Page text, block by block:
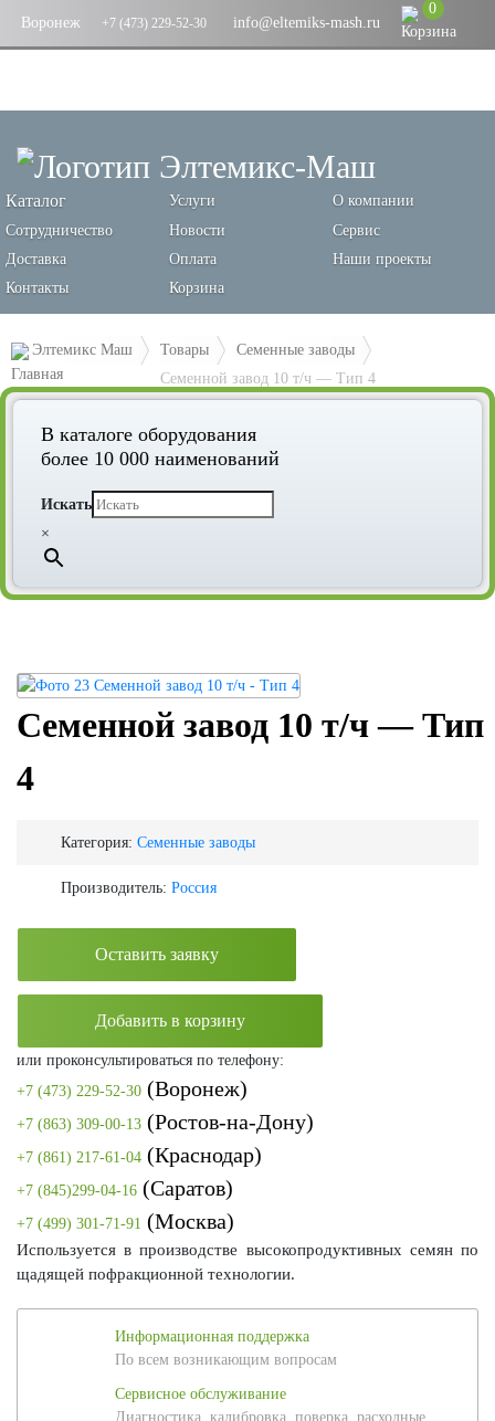
Воронеж +7 (473) 229-52-30 info@eltemiks-mash.ru
0
Каталог Услуги
О компании
Сотрудничество
Новости
Сервис
Доставка
Оплата
Наши проекты
Контакты
Корзина
Элтемикс Маш Товары
Семенные заводы
Семенной завод 10 т/ч — Тип 4
В каталоге оборудования
более 10 000 наименований
Искать
×
Семенной завод 10 т/ч — Тип
4
Категория: Семенные заводы
Производитель: Россия
Оставить заявку
Добавить в корзину
или проконсультироваться по телефону:
+7 (473) 229-52-30 (Воронеж)
+7 (863) 309-00-13 (Ростов-на-Дону)
+7 (861) 217-61-04 (Краснодар)
+7 (845)299-04-16 (Саратов)
+7 (499) 301-71-91 (Москва)
Используется в производстве высокопродуктивных семян по
щадящей пофракционной технологии.
Информационная поддержка
По всем возникающим вопросам
Сервисное обслуживание
Диагностика, калибровка, поверка, расходные